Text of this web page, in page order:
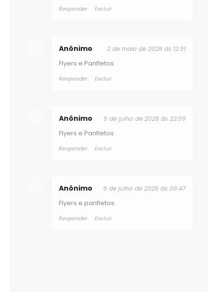
Responder Excluir
Anônimo 2 de maio de 2026 às 12:51
Flyers e Panfletos
Responder Excluir
Anônimo 5 de julho de 2026 às 22:09
Flyers e Panfletos
Responder Excluir
Anônimo 6 de julho de 2026 às 06:47
Flyers e panfletos
Responder Excluir